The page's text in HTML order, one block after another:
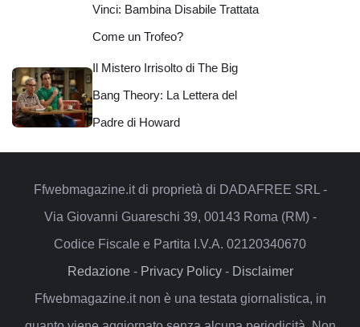
Vinci: Bambina Disabile Trattata
Come un Trofeo?
Il Mistero Irrisolto di The Big
Bang Theory: La Lettera del
Padre di Howard
Ffwebmagazine.it di proprietà di DADAFREE SRL -
Via Giovanni Guareschi 39, 00143 Roma (RM) -
Codice Fiscale e Partita I.V.A. 02120340670
Redazione- Privacy Policy- Disclaimer
Ffwebmagazine.it non è una testata giornalistica, in